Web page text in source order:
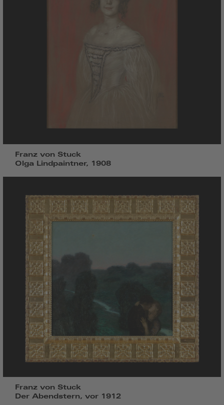
Franz von Stuck
Olga Lindpaintner, 1908
Franz von Stuck
Der Abendstern, vor 1912